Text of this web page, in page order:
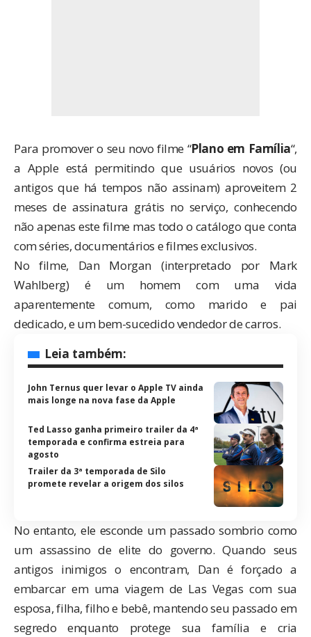
Para promover o seu novo filme “Plano em Família“,
a Apple está permitindo que usuários novos (ou
antigos que há tempos não assinam) aproveitem 2
meses de assinatura grátis no serviço, conhecendo
não apenas este filme mas todo o catálogo que conta
com séries, documentários e filmes exclusivos.
No filme, Dan Morgan (interpretado por Mark
Wahlberg) é um homem com uma vida
aparentemente comum, como marido e pai
dedicado, e um bem-sucedido vendedor de carros.
Leia também:
John Ternus quer levar o Apple TV ainda
mais longe na nova fase da Apple
Ted Lasso ganha primeiro trailer da 4ª
temporada e confirma estreia para
agosto
Trailer da 3ª temporada de Silo
promete revelar a origem dos silos
No entanto, ele esconde um passado sombrio como
um assassino de elite do governo. Quando seus
antigos inimigos o encontram, Dan é forçado a
embarcar em uma viagem de Las Vegas com sua
esposa, filha, filho e bebê, mantendo seu passado em
segredo enquanto protege sua família e cria